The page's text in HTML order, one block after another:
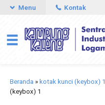
Menu Kontak
Beranda »kotak kunci (keybox) 1
(keybox) 1